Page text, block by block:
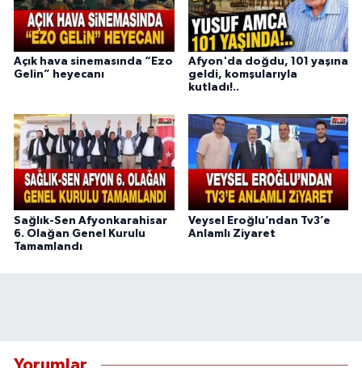
Açık hava sinemasında “Ezo
Gelin” heyecanı
Afyon'da doğdu, 101 yaşına
geldi, komşularıyla
kutladı!..
Sağlık-Sen Afyonkarahisar
6. Olağan Genel Kurulu
Tamamlandı
Veysel Eroğlu’ndan Tv3’e
Anlamlı Ziyaret